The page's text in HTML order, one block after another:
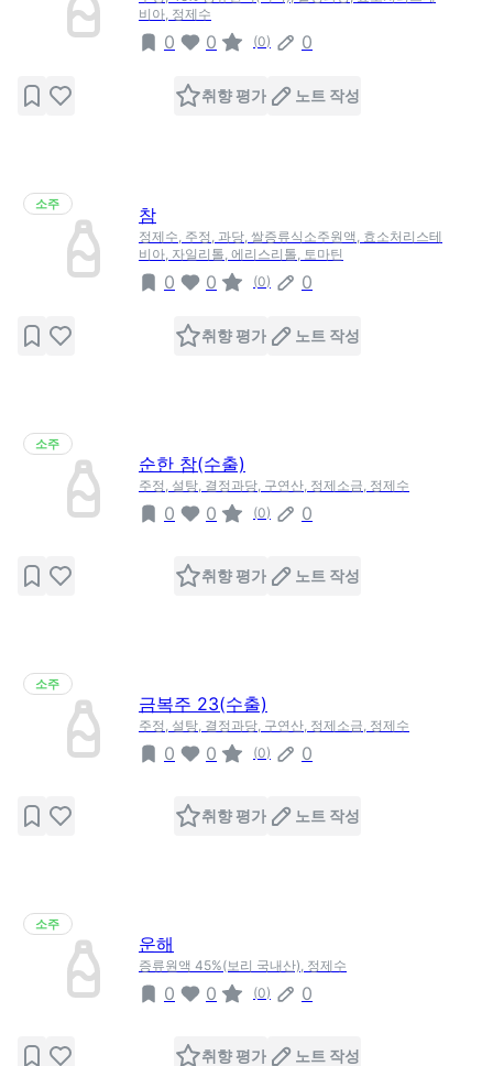
비아, 정제수
0 0 (0) 0
취향 평가 노트 작성
소주
참
정제수, 주정, 과당, 쌀증류식소주원액, 효소처리스테
비아, 자일리톨, 에리스리톨, 토마틴
0 0 (0) 0
취향 평가 노트 작성
소주
순한 참(수출)
주정, 설탕, 결정과당, 구연산, 정제소금, 정제수
0 0 (0) 0
취향 평가 노트 작성
소주
금복주 23(수출)
주정, 설탕, 결정과당, 구연산, 정제소금, 정제수
0 0 (0) 0
취향 평가 노트 작성
소주
운해
증류원액 45%(보리 국내산), 정제수
0 0 (0) 0
취향 평가 노트 작성